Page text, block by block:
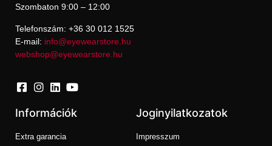
Szombaton 9:00 – 12:00
Telefonszám: +36 30 012 1525
E-mail: info@eyewearstore.hu
webshop@eyewearstore.hu
Információk
Extra garancia
Joginyilatkozatok
Impresszum